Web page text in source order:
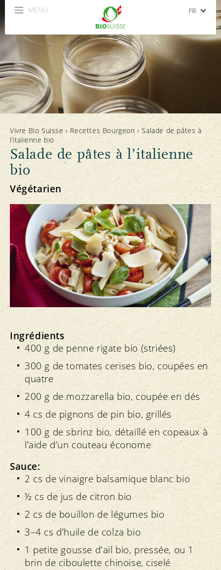
MENU FR
ES
Vivre Bio Suisse › Recettes Bourgeon›Salade de pâtes à
l’italienne bio
Salade de pâtes à l’italienne
bio
Végétarien
Ingrédients
400 g de penne rigate bio (striées)
300 g de tomates cerises bio, coupées en
quatre
200 g de mozzarella bio, coupée en dés
4 cs de pignons de pin bio, grillés
100 g de sbrinz bio, détaillé en copeaux à
l’aide d’un couteau économe
Sauce:
2 cs de vinaigre balsamique blanc bio
½ cs de jus de citron bio
2 cs de bouillon de légumes bio
3–4 cs d’huile de colza bio
1 petite gousse d'ail bio, pressée, ou 1
brin de ciboulette chinoise, ciselé